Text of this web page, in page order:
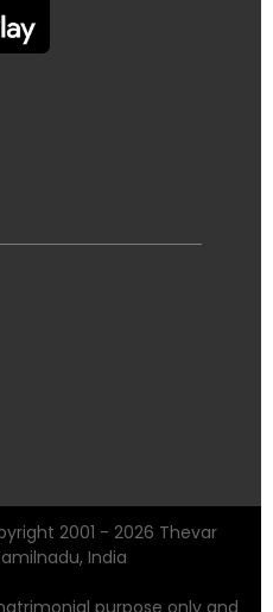
2001 - 2026 Thevar
India
purpose only and